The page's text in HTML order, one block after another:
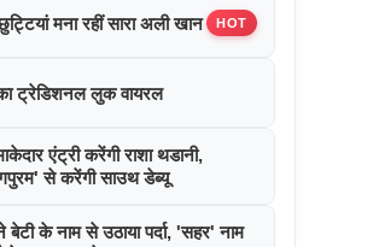
मना रहीं सारा अली खान HOT
का ट्रेडिशनल लुक वायरल
एंट्री करेंगी राशा थडानी,
से करेंगी साउथ डेब्यू
बेटी के नाम से उठाया पर्दा, 'सहर' नाम